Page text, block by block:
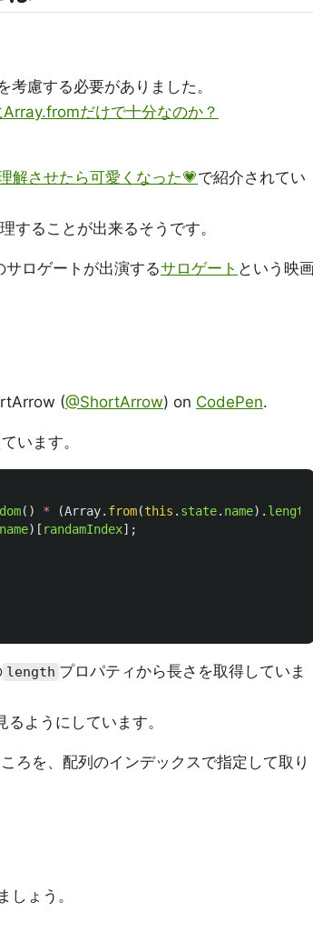
慮する必要がありました。
だけで十分なのか？
解させたら可愛くなった💗で紹介されてい
ることが出来るそうです。
サロゲートが出演するサロゲート という映
(@ShortArrow) on CodePen.
います。
() * (Array. from(this . state. name). length
name)[ randamIndex];
length プロパティから長さを取得していま
ようにしています。
ろを、配列のインデックスで指定して取り
しょう。